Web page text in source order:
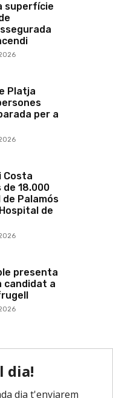
superfície
Platja
per a
Costa
de 18.000
de Palamós
de
presenta
candidat a